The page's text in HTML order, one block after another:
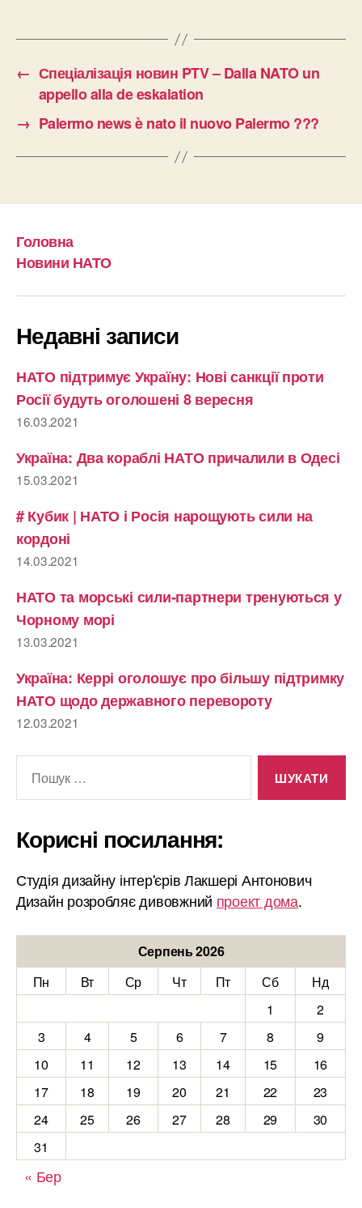
← Спеціалізація новин PTV – Dalla NATO un
appello alla de eskalation
→ Palermo news è nato il nuovo Palermo ???
Головна
Новини НАТО
Недавні записи
НАТО підтримує Україну: Нові санкції проти
Росії будуть оголошені 8 вересня
16.03.2021
Україна: Два кораблі НАТО причалили в Одесі
15.03.2021
# Кубик | НАТО і Росія нарощують сили на
кордоні
14.03.2021
НАТО та морські сили-партнери тренуються у
Чорному морі
13.03.2021
Україна: Керрі оголошує про більшу підтримку
НАТО щодо державного перевороту
12.03.2021
Корисні посилання:
Студія дизайну інтер'єрів Лакшері Антонович
Дизайн розробляє дивовжний проект дома.
Серпень 2026
Пн
Вт Ср Чт Пт Сб
Нд
1
2
3
4 5 6 7 8
9
10
11 12 13 14 15
16
17
18 19 20 21 22
23
24
25 26 27 28 29
30
31
« Бер